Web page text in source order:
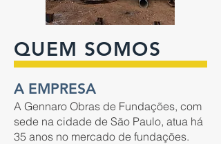
QUEM SOMOS
A EMPRESA
A Gennaro Obras de Fundações, com
sede na cidade de São Paulo, atua há
35 anos no mercado de fundações.